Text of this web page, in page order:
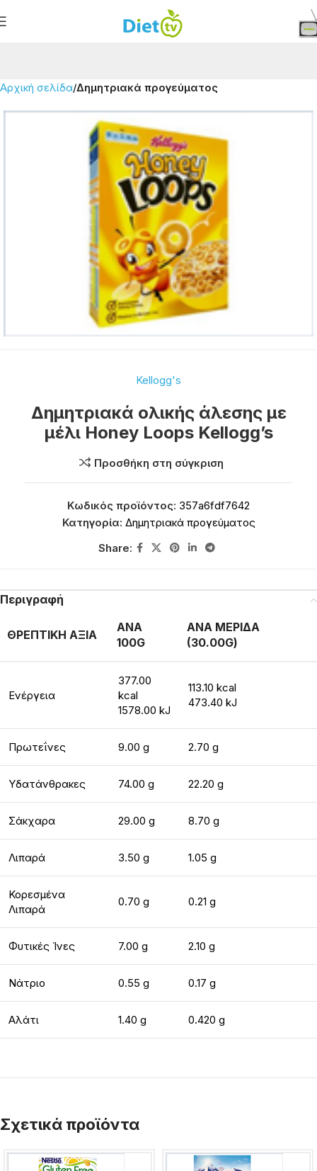
Αρχική σελίδα Δημητριακά προγεύματος
Kellogg's
Δημητριακά ολικής άλεσης με
μέλι Honey Loops Kellogg’s
Προσθήκη στη σύγκριση
Κωδικός προϊόντος: 357a6fdf7642
Κατηγορία: Δημητριακά προγεύματος
Share:
Περιγραφή
ΘΡΕΠΤΙΚΗ ΑΞΙΑ
ΑΝΑ
100G
ΑΝΑ ΜΕΡΙΔΑ
(30.00G)
Ενέργεια
377.00
kcal
1578.00 kJ
113.10 kcal
473.40 kJ
Πρωτεΐνες 9.00 g 2.70 g
Υδατάνθρακες 74.00 g 22.20 g
Σάκχαρα 29.00 g 8.70 g
Λιπαρά 3.50 g 1.05 g
Κορεσμένα
Λιπαρά
0.70 g 0.21 g
Φυτικές Ίνες 7.00 g 2.10 g
Νάτριο 0.55 g 0.17 g
Αλάτι 1.40 g 0.420 g
Σχετικά προϊόντα